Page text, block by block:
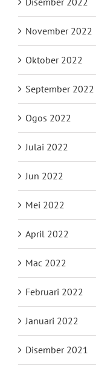
November 2022
Oktober 2022
September 2022
Ogos 2022
Julai 2022
Jun 2022
Mei 2022
April 2022
Mac 2022
Februari 2022
Januari 2022
Disember 2021